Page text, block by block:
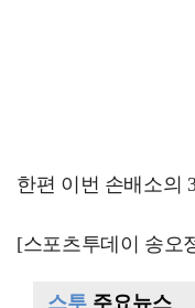
한편 이번 손배소의
[스포츠투데이 송오
스투 주요뉴스